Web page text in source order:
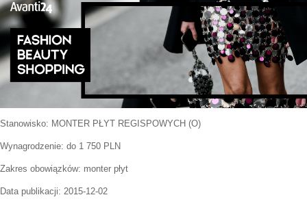
Stanowisko: MONTER PŁYT REGISPOWYCH (O)
Wynagrodzenie: do 1 750 PLN
Zakres obowiązków: monter płyt
Data publikacji: 2015-12-02